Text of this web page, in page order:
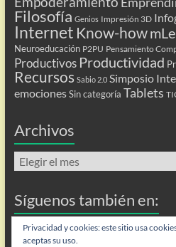
Filosofía Genios Impresión 3D
Internet Know-how
Neuroeducación P2PU Pensamiento
Productivos Productividad
Recursos Sabio 2.0 Simposio
emociones Sin categoría Tablets
Archivos
Archivos
Síguenos también en:
Flip
Privacidad y cookies: este sitio usa
aceptas su uso.